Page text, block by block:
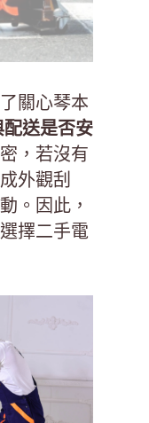
關心琴本
配送是否安
，若沒有
外觀刮
。因此，
擇二手電